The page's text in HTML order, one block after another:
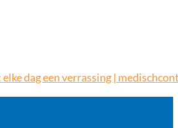
dag een verrassing |